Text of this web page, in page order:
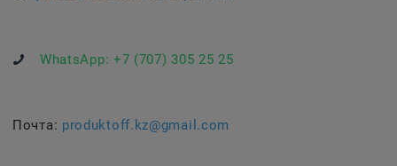
WhatsApp: +7 (707) 305 25 25
Почта: produktoff.kz@gmail.com